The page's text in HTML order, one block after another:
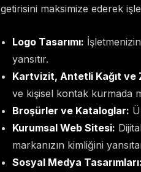
getirisini maksimize ederek
Logo Tasarımı:
yansıtır.
Kartvizit, Antetli Kağıt ve
ve kişisel kontak kurmada
Broşürler ve Kataloglar:
Kurumsal Web Sitesi:
markanızın kimliğini
Sosyal Medya Tasarımları: